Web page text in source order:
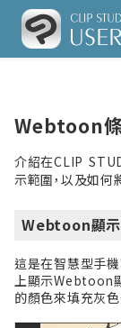
Webtoon
介紹在CLIP
示範圍，以及如何
Webtoon顯
這是在智慧型手
上顯示Webtoon
的顏色來填充灰色